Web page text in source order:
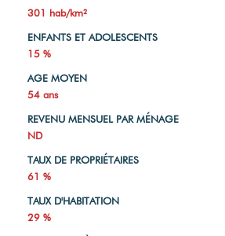
301 hab/km²
ENFANTS ET ADOLESCENTS
15 %
AGE MOYEN
54 ans
REVENU MENSUEL PAR MÉNAGE
ND
TAUX DE PROPRIÉTAIRES
61 %
TAUX D'HABITATION
29 %